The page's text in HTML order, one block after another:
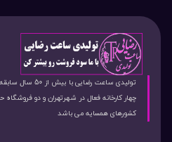
تولیدی ساعت
چهار کارخانه فعال در شهرتهران و دو
کشورهای همسایه می باشد